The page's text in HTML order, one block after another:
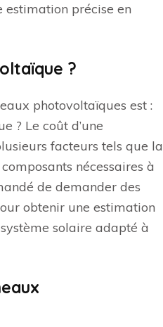
estimation précise en
?
photovoltaïques est :
? Le coût d’une
facteurs tels que la
nécessaires à
de demander des
obtenir une estimation
solaire adapté à